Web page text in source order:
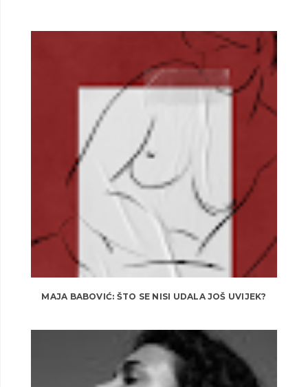
MAJA BABOVIĆ: ŠTO SE NISI UDALA JOŠ UVIJEK?